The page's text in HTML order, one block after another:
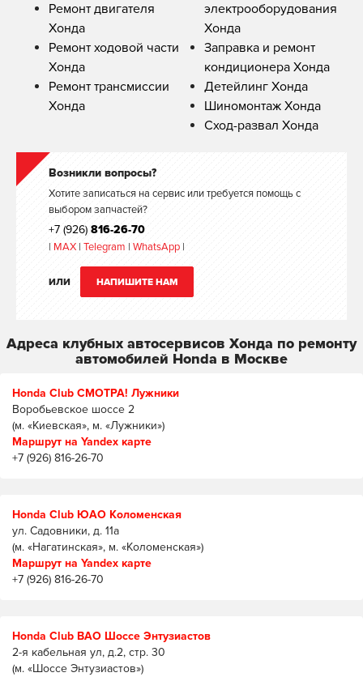
Ремонт двигателя
Хонда
Ремонт ходовой части
Хонда
Ремонт трансмиссии
Хонда
электрооборудования
Хонда
Заправка и ремонт
кондиционера Хонда
Детейлинг Хонда
Шиномонтаж Хонда
Сход-развал Хонда
Возникли вопросы?
Хотите записаться на сервис или требуется помощь с
выбором запчастей?
+7 (926) 816-26-70
| MAX | Telegram | WhatsApp |
ИЛИ НАПИШИТЕ НАМ
Адреса клубных автосервисов Хонда по ремонту
автомобилей Honda в Москве
Honda Club СМОТРА! Лужники
Воробьевское шоссе 2
(м. «Киевская», м. «Лужники»)
Маршрут на Yandex карте
+7 (926) 816-26-70
Honda Club ЮАО Коломенская
ул. Садовники, д. 11а
(м. «Нагатинская», м. «Коломенская»)
Маршрут на Yandex карте
+7 (926) 816-26-70
Honda Club ВАО Шоссе Энтузиастов
2-я кабельная ул, д.2, стр. 30
(м. «Шоссе Энтузиастов»)